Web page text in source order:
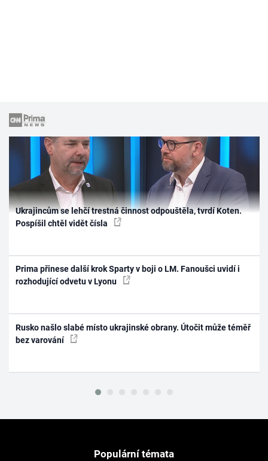
Ukrajincům se lehčí trestná činnost odpouštěla, tvrdí Koten.
Pospíšil chtěl vidět čísla
Prima přinese další krok Sparty v boji o LM. Fanoušci uvidí i
rozhodující odvetu v Lyonu
Rusko našlo slabé místo ukrajinské obrany. Útočit může téměř
bez varování
Populární témata